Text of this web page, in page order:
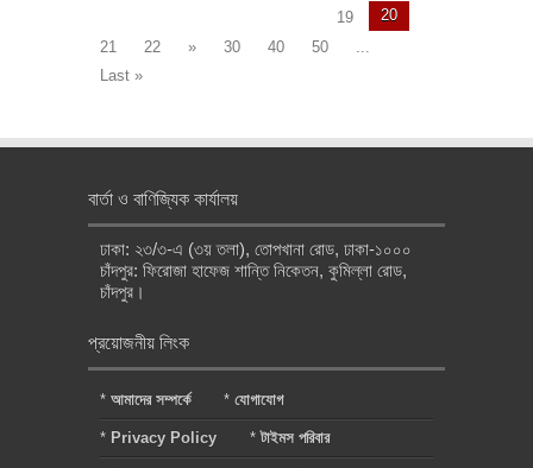
19
20
21
22 » 30 40 50
Last »
বার্তা ও বাণিজ্যিক কার্যালয়
ঢাকা: ২৩/৩-এ (৩য় তলা), তোপখানা রোড, ঢাকা-১০০০
চাঁদপুর: ফিরোজা হাফেজ শান্তি নিকেতন, কুমিল্লা রোড,
চাঁদপুর।
প্রয়োজনীয় লিংক
* আমাদের সম্পর্কে * যোগাযোগ
* Privacy Policy *টাইমস পরিবার